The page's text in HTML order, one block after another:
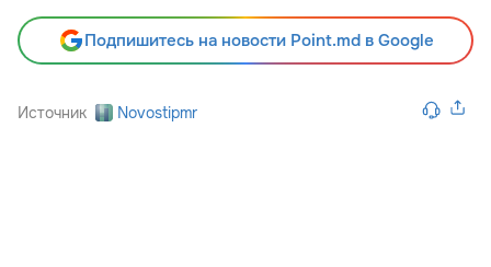
Подпишитесь на новости Point.md в Google
Источник Novostipmr